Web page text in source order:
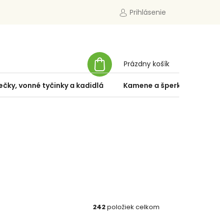
Prihlásenie
KOŠÍK
Prázdny košík
vonné tyčinky a kadidlá Kamene a šperky
242položiek celkom